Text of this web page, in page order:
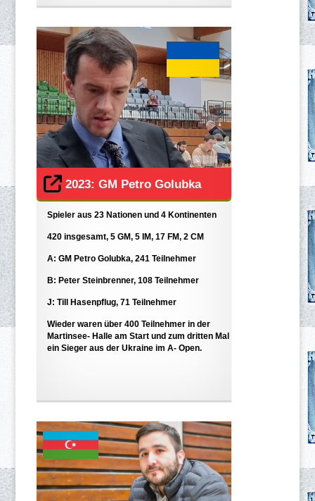
2023: GM Petro Golubka
Spieler aus 23 Nationen und 4 Kontinenten
420 insgesamt, 5 GM, 5 IM, 17 FM, 2 CM
A: GM Petro Golubka, 241 Teilnehmer
B: Peter Steinbrenner, 108 Teilnehmer
J: Till Hasenpflug, 71 Teilnehmer
Wieder waren über 400 Teilnehmer in der
Martinsee- Halle am Start und zum dritten Mal
ein Sieger aus der Ukraine im A- Open.